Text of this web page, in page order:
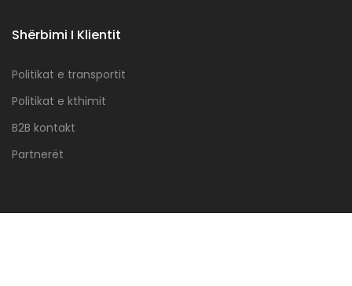
Shërbimi I Klientit
Politikat e transportit
Politikat e kthimit
B2B kontakt
Partnerët